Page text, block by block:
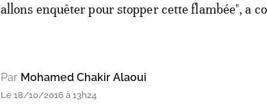
allons enquêter pour stopper cette flambée", a
Par Mohamed Chakir Alaoui
Le 18/10/2016 à 13h24